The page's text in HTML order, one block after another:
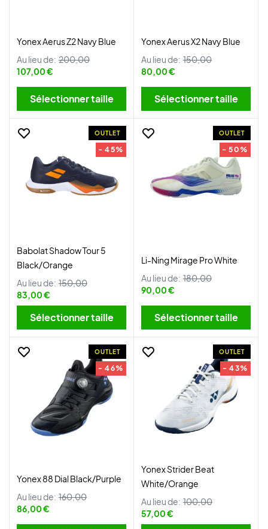
Yonex Aerus Z2 Navy Blue
Au lieu de: 200,00
107,00 €
Sélectionner taille
Yonex Aerus X2 Navy Blue
Au lieu de: 150,00
80,00 €
Sélectionner taille
OUTLET
- 45%
Babolat Shadow Tour 5
Black/Orange
Au lieu de: 150,00
83,00 €
Sélectionner taille
OUTLET
- 50%
Li-Ning Mirage Pro White
Au lieu de: 180,00
90,00 €
Sélectionner taille
OUTLET
- 46%
Yonex 88 Dial Black/Purple
Au lieu de: 160,00
86,00 €
OUTLET
- 43%
Yonex Strider Beat
White/Orange
Au lieu de: 100,00
57,00 €